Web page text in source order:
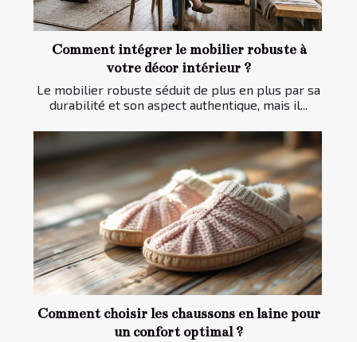
Comment intégrer le mobilier robuste à
votre décor intérieur ?
Le mobilier robuste séduit de plus en plus par sa
durabilité et son aspect authentique, mais il...
Comment choisir les chaussons en laine pour
un confort optimal ?